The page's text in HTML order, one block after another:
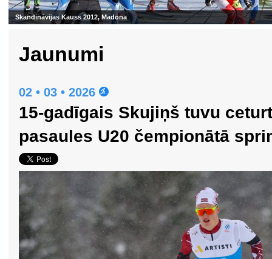
Skandināvijas Kauss 2012, Madona
Jaunumi
02 • 03 • 2026
15-gadīgais Skujiņš tuvu
pasaules U20 čempionātā